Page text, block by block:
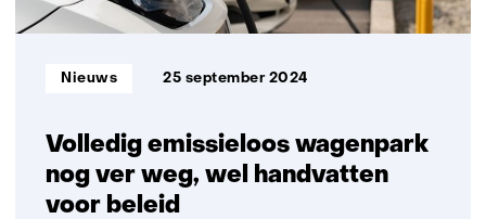
Volledig emissieloos wagenpark
nog ver weg, wel handvatten
voor beleid
Informatietype:
Nieuws 25 september 2024